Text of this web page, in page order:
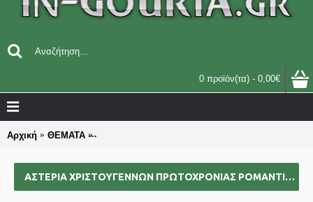
0 προϊόν(τα) - 0,00€
Αρχική ΘΕΜΑΤΑ ΑΣΤΕΡΙΑ ΧΡΙΣΤΟΥΓΕΝΝΩΝ ΠΡΩΤΟΧΡΟΝΙΑΣ
ΑΣΤΕΡΙΑ ΧΡΙΣΤΟΥΓΕΝΝΩΝ ΠΡΩΤΟΧΡΟΝΙΑΣ ΡΟΜΑΝΤΙΚΩΝ ΓΟΎΡΙΑ-ΔΏΡΑ ΕΠΑΓΓΕΛΜΑΤΙΚΆ ΟΜΑΔΙΚΆ ΕΠΙΧΕΙΡΗΜΑΤΙΚΆ ΓΙΑ BAZZAR ΣΧΟΛΕΊΑ ΣΥΛΛΌΓΟΥΣ 2025